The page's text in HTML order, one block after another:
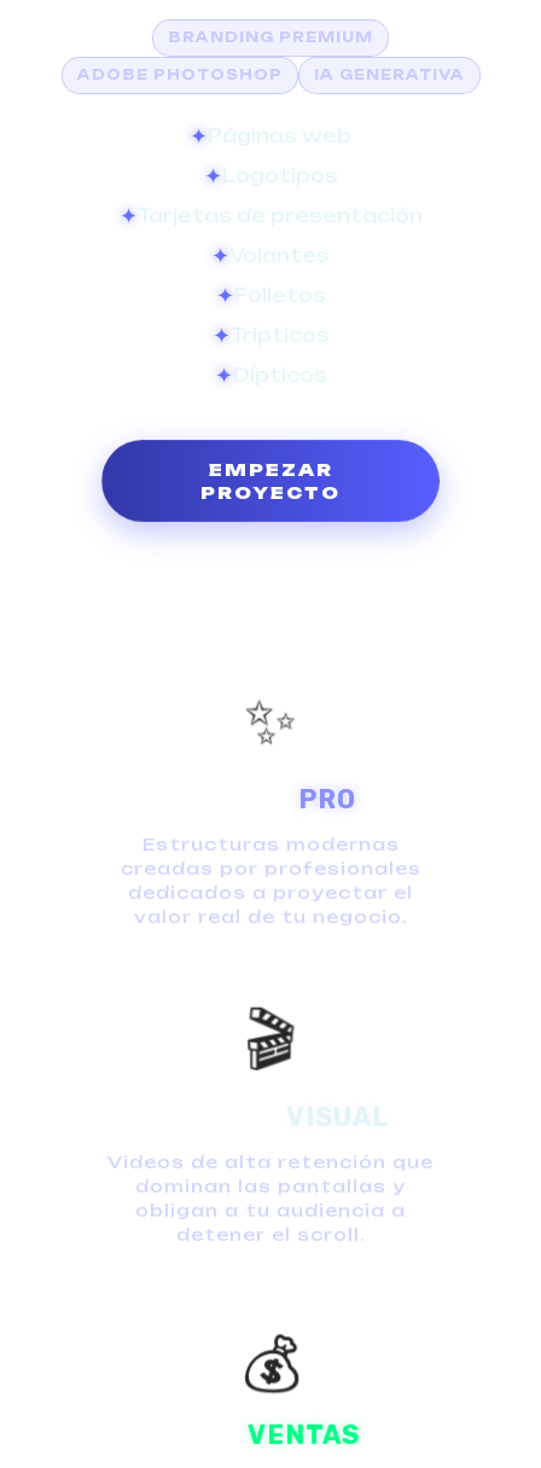
BRANDING PREMIUM
ADOBE PHOTOSHOP IA GENERATIVA
Páginas web
Logotipos
Tarjetas de presentación
Volantes
Folletos
Trípticos
Dípticos
EMPEZAR
PROYECTO
✨
PRO
Estructuras modernas
creadas por profesionales
dedicados a proyectar el
valor real de tu negocio.
🎬
VISUAL
Videos de alta retención que
dominan las pantallas y
obligan a tu audiencia a
detener el scroll.
💰
VENTAS